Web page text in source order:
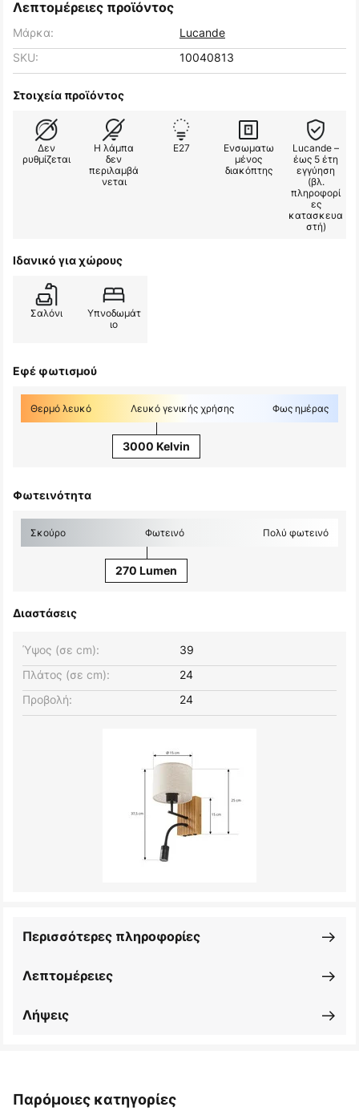
Λεπτομέρειες προϊόντος
Μάρκα:
Lucande
SKU:
10040813
Στοιχεία προϊόντος
Δεν
ρυθμίζεται
Η λάμπα
δεν
περιλαμβά
νεται
E27
Ενσωματω
μένος
διακόπτης
Lucande –
έως 5 έτη
εγγύηση
(βλ.
πληροφορί
ες
κατασκευα
στή)
Ιδανικό για χώρους
Σαλόνι
Υπνοδωμάτ
ιο
Εφέ φωτισμού
Θερμό λευκό Λευκό γενικής χρήσης Φως ημέρας
3000 Kelvin
Φωτεινότητα
Σκούρο Φωτεινό Πολύ φωτεινό
270 Lumen
Διαστάσεις
Πλάτος (σε cm): 24
Ύψος (σε cm): 39
Προβολή: 24
Λεπτομέρειες
Περισσότερες πληροφορίες
Λήψεις
Παρόμοιες κατηγορίες